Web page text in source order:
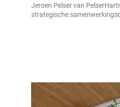
Jeroen Pelser van
strategische